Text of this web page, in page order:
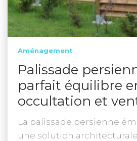
Aménagement
Palissade
parfait équilibre
occultation et
La palissade persienne
une solution